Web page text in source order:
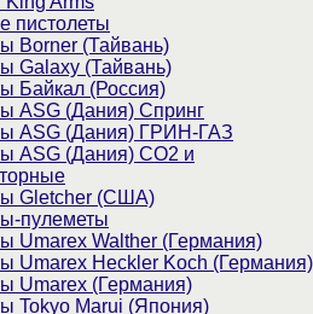
пистолеты
Borner (Тайвань)
Galaxy (Тайвань)
Байкал (Россия)
ASG (Дания) Спринг
ASG (Дания) ГРИН-ГАЗ
ASG (Дания) CO2 и
Gletcher (США)
пулеметы
Umarex Walther (Германия)
Umarex Heckler Koch (Германия)
Umarex (Германия)
Tokyo Marui (Япония)